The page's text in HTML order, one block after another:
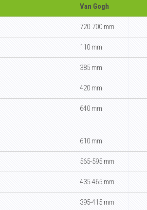
Van Gogh
720-700 mm
110 mm
385 mm
420 mm
640 mm
610 mm
565-595 mm
435-465 mm
395-415 mm